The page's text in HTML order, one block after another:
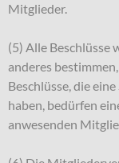
Mitglieder.
(5) Alle Beschlüsse
anderes
Beschlüsse, die
haben, bedürfen
anwesenden